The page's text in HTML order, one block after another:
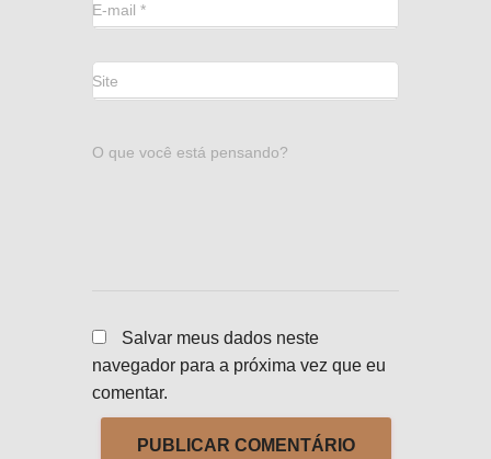
E-mail *
Site
O que você está pensando?
Salvar meus dados neste
navegador para a próxima vez que eu
comentar.